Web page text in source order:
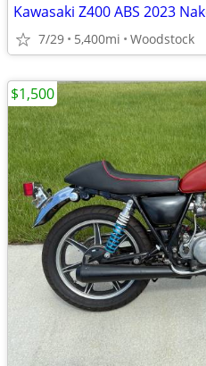
Kawasaki Z400 ABS 2023
7/29 5,400mi Woodstock
$1,500